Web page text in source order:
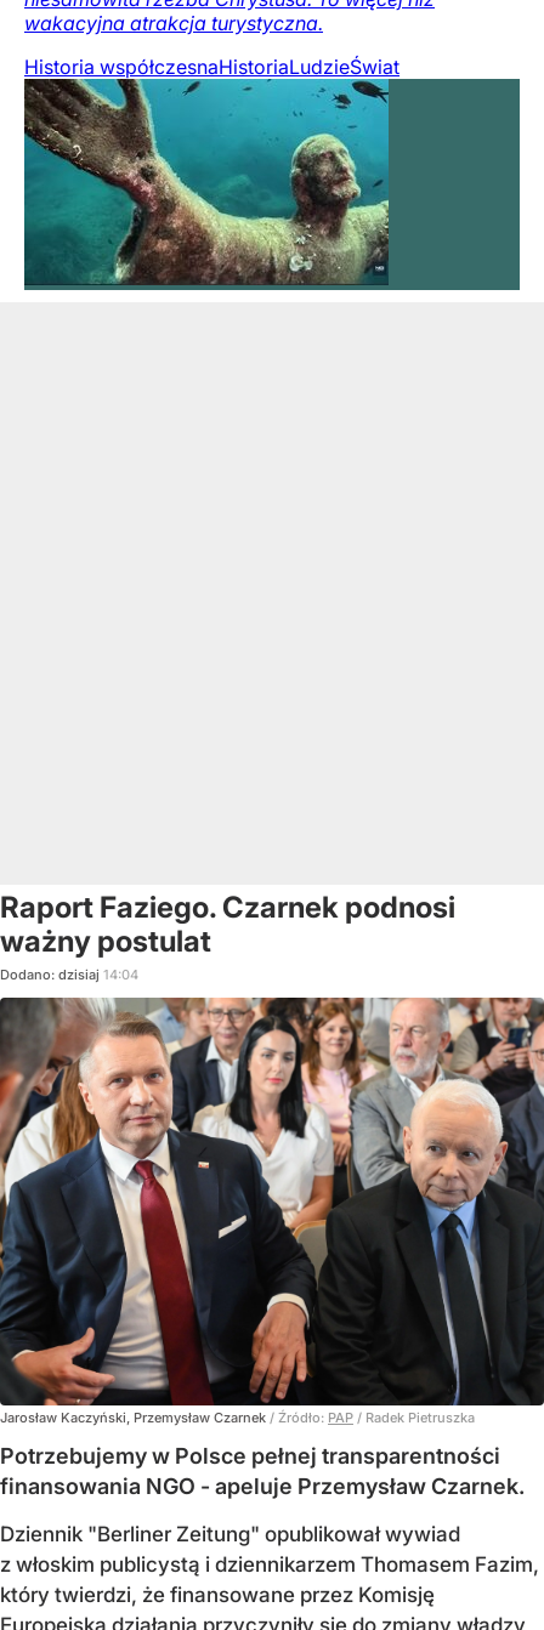
wakacyjna atrakcja turystyczna.
Historia współczesnaHistoriaLudzieŚwiat
Raport Faziego. Czarnek podnosi
ważny postulat
Dodano: dzisiaj 14:04
Jarosław Kaczyński, Przemysław Czarnek / Źródło: PAP / Radek Pietruszka
Potrzebujemy w Polsce pełnej transparentności
finansowania NGO - apeluje Przemysław Czarnek.
Dziennik "Berliner Zeitung" opublikował wywiad
z włoskim publicystą i dziennikarzem Thomasem Fazim,
który twierdzi, że finansowane przez Komisję
Europejską działania przyczyniły się do zmiany władzy